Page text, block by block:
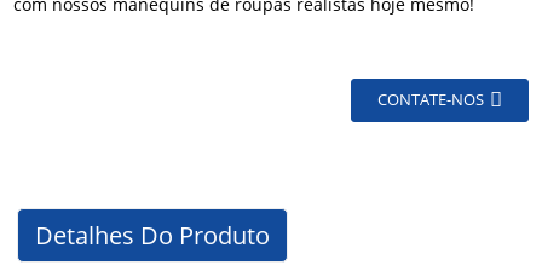
CONTATE-NOS
Detalhes Do Produto